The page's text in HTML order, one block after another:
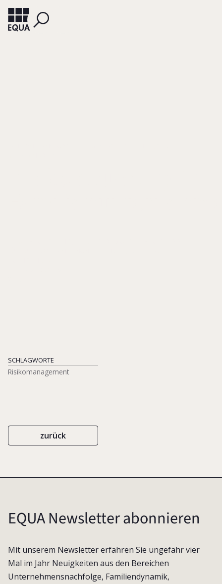
SCHLAGWORTE
Risikomanagement
zurück
EQUA Newsletter abonnieren
Mit unserem Newsletter erfahren Sie ungefähr vier
Mal im Jahr Neuigkeiten aus den Bereichen
Unternehmensnachfolge, Familiendynamik,